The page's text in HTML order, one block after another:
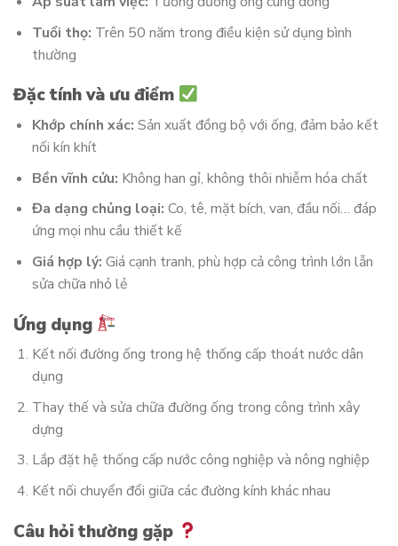
Tuổi thọ: Trên 50 năm trong điều kiện sử dụng bình
thường
Đặc tính và ưu điểm
Khớp chính xác: Sản xuất đồng bộ với ống, đảm bảo kết
nối kín khít
Bền vĩnh cửu: Không han gỉ, không thôi nhiễm hóa chất
Đa dạng chủng loại: Co, tê, mặt bích, van, đầu nối… đáp
ứng mọi nhu cầu thiết kế
Giá hợp lý: Giá cạnh tranh, phù hợp cả công trình lớn lẫn
sửa chữa nhỏ lẻ
Ứng dụng
Kết nối đường ống trong hệ thống cấp thoát nước dân
dụng
Thay thế và sửa chữa đường ống trong công trình xây
dựng
Lắp đặt hệ thống cấp nước công nghiệp và nông nghiệp
Kết nối chuyển đổi giữa các đường kính khác nhau
Câu hỏi thường gặp